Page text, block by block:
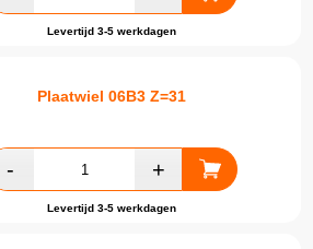
Levertijd 3-5 werkdagen
Plaatwiel 06B3 Z=31
Levertijd 3-5 werkdagen